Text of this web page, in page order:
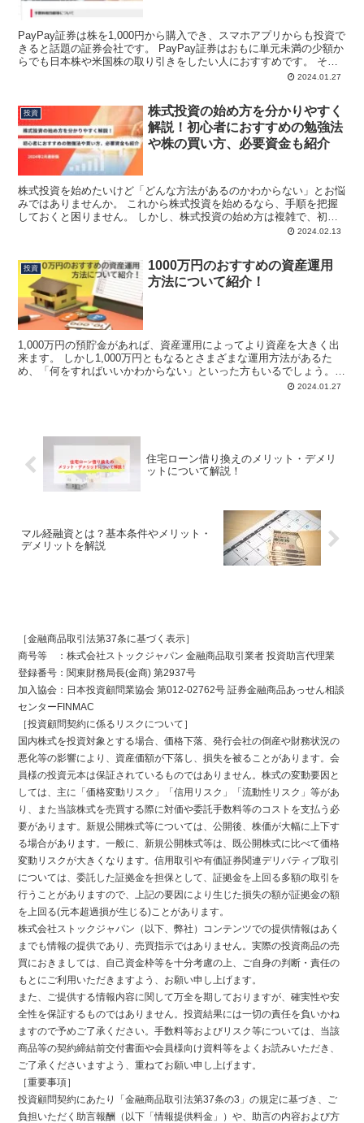
PayPay証券は株を1,000円から購入でき、スマホアプリからも投資で
きると話題の証券会社です。 PayPay証券はおもに単元未満の少額か
らでも日本株や米国株の取り引きをしたい人におすすめです。 そこ
2024.01.27
投資
株式投資の始め方を分かりやすく
解説！初心者におすすめの勉強法
や株の買い方、必要資金も紹介
株式投資を始めたいけど「どんな方法があるのかわからない」とお悩
みではありませんか。 これから株式投資を始めるなら、手順を把握
しておくと困りません。 しかし、株式投資の始め方は複雑で、初心
者だと手順がわからず、どれから手をつけたらいいか分から...2024.02.13
投資
1000万円のおすすめの資産運用
方法について紹介！
1,000万円の預貯金があれば、資産運用によってより資産を大きく出
来ます。 しかし1,000万円ともなるとさまざまな運用方法があるた
め、「何をすればいいかわからない」といった方もいるでしょう。
2024.01.27
住宅ローン借り換えのメリット・デメリ
ットについて解説！
マル経融資とは？基本条件やメリット・
デメリットを解説
［金融商品取引法第37条に基づく表示］
商号等 ：株式会社ストックジャパン 金融商品取引業者 投資助言代理業
登録番号：関東財務局長(金商) 第2937号
加入協会：日本投資顧問業協会 第012-02762号 証券金融商品あっせん相談
センターFINMAC
［投資顧問契約に係るリスクについて］
国内株式を投資対象とする場合、価格下落、発行会社の倒産や財務状況の
悪化等の影響により、資産価額が下落し、損失を被ることがあります。会
員様の投資元本は保証されているものではありません。株式の変動要因と
しては、主に「価格変動リスク」「信用リスク」「流動性リスク」等があ
り、また当該株式を売買する際に対価や委託手数料等のコストを支払う必
要があります。新規公開株式等については、公開後、株価が大幅に上下す
る場合があります。一般に、新規公開株式等は、既公開株式に比べて価格
変動リスクが大きくなります。信用取引や有価証券関連デリバティブ取引
については、委託した証拠金を担保として、証拠金を上回る多額の取引を
行うことがありますので、上記の要因により生じた損失の額が証拠金の額
を上回る(元本超過損が生じる)ことがあります。
株式会社ストックジャパン（以下、弊社）コンテンツでの提供情報はあく
までも情報の提供であり、売買指示ではありません。実際の投資商品の売
買におきましては、自己資金枠等を十分考慮の上、ご自身の判断・責任の
もとにご利用いただきますよう、お願い申し上げます。
また、ご提供する情報内容に関して万全を期しておりますが、確実性や安
全性を保証するものではありません。投資結果には一切の責任を負いかね
ますので予めご了承ください。手数料等およびリスク等については、当該
商品等の契約締結前交付書面や会員様向け資料等をよくお読みいただき、
ご了承くださいますよう、重ねてお願い申し上げます。
［重要事項］
投資顧問契約にあたり「金融商品取引法第37条の3」の規定に基づき、ご
負担いただく助言報酬（以下「情報提供料金」）や、助言の内容および方